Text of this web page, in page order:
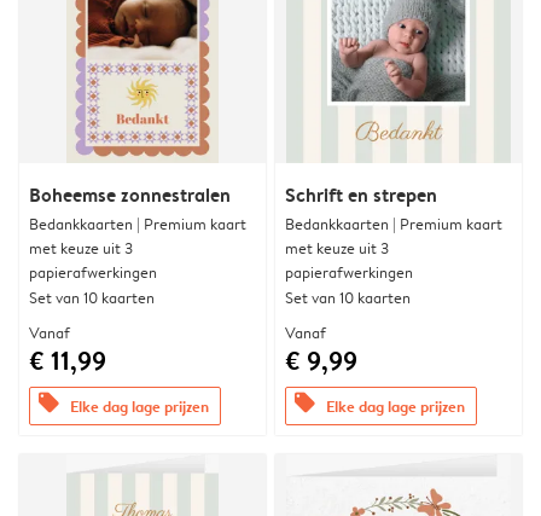
Boheemse zonnestralen
Bedankkaarten | Premium kaart
met keuze uit 3
papierafwerkingen
Set van 10 kaarten
Vanaf
€ 11,99
offers Elke dag lage prijzen
Schrift en strepen
Bedankkaarten | Premium kaart
met keuze uit 3
papierafwerkingen
Set van 10 kaarten
Vanaf
€ 9,99
offers Elke dag lage prijzen